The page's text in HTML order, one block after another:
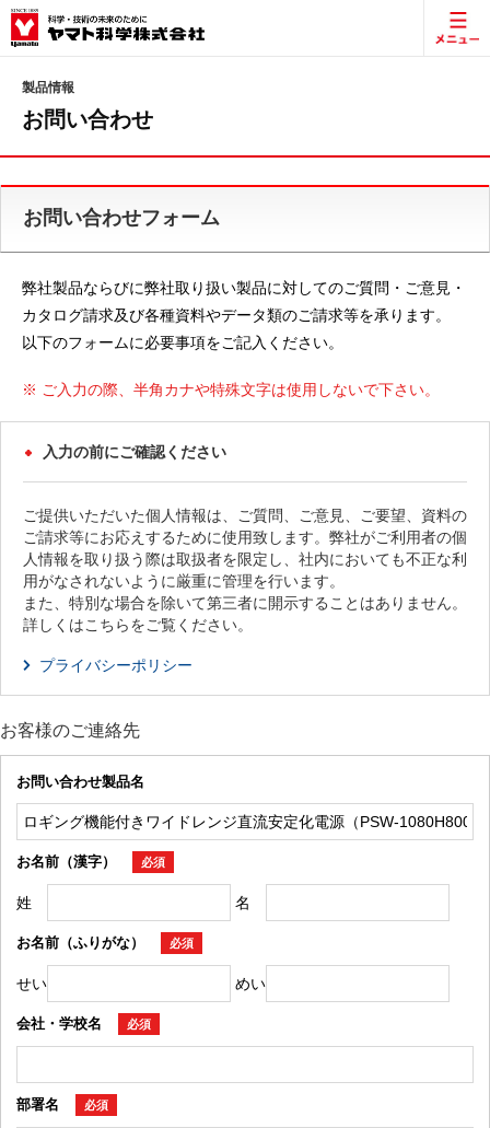
製品情報
お問い合わせ
お問い合わせフォーム
弊社製品ならびに弊社取り扱い製品に対してのご質問・ご意見・
カタログ請求及び各種資料やデータ類のご請求等を承ります。
以下のフォームに必要事項をご記入ください。
※ ご入力の際、半角カナや特殊文字は使用しないで下さい。
入力の前にご確認ください
ご提供いただいた個人情報は、ご質問、ご意見、ご要望、資料の
ご請求等にお応えするために使用致します。弊社がご利用者の個
人情報を取り扱う際は取扱者を限定し、社内においても不正な利
用がなされないように厳重に管理を行います。
また、特別な場合を除いて第三者に開示することはありません。
詳しくはこちらをご覧ください。
プライバシーポリシー
お客様のご連絡先
お問い合わせ製品名
お名前（漢字） 必須
姓 名
お名前（ふりがな） 必須
せい めい
会社・学校名 必須
部署名 必須